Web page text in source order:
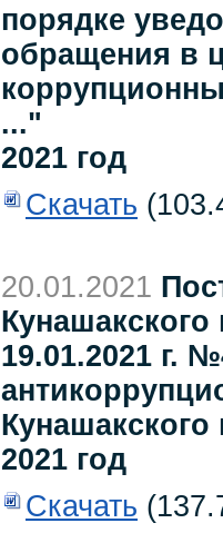
порядке
обращения в
..."
2021 год
Скачать
20.01.2021
19.01.2021 г.
2021 год
Скачать